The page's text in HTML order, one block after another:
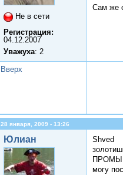
Не в сети
Регистрация:
04.12.2007
Уважуха: 2
Сам же
Вверх
28 января, 2009 - 13:26
Юлиан
Shved
могу